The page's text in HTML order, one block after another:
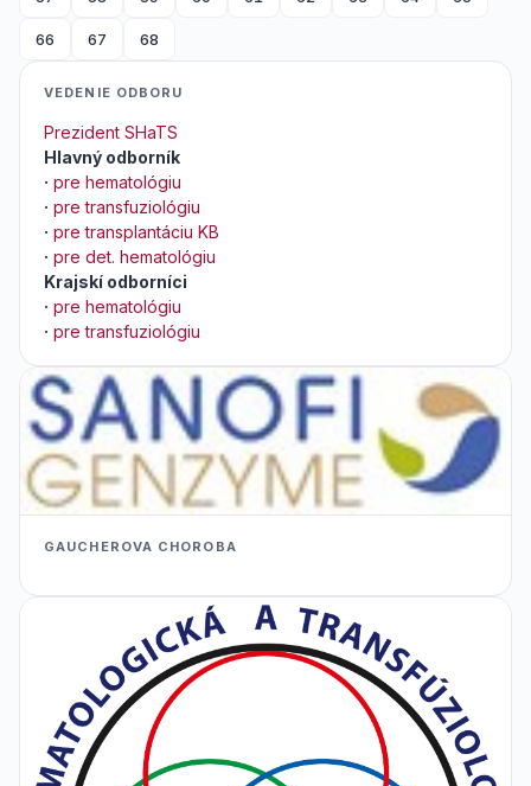
66 67 68
VEDENIE ODBORU
Prezident SHaTS
Hlavný odborník
· pre hematológiu
· pre transfuziológiu
· pre transplantáciu KB
· pre det. hematológiu
Krajskí odborníci
· pre hematológiu
· pre transfuziológiu
GAUCHEROVA CHOROBA